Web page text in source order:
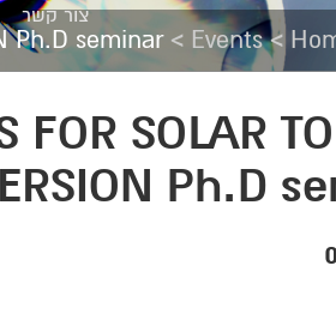
צור קשר
>
Events
>
Ph.D seminar
FOR SOLAR
Ph.D